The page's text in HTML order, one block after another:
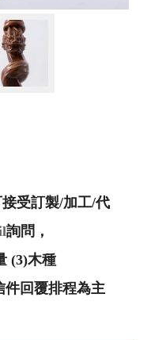
受訂製/加工/代
詢問，
(3)木種
件回覆排程為主